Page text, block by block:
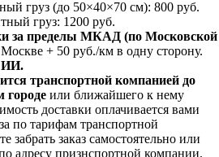
груз (до 50×40×70 см): 800 руб.
груз: 1200 руб.
за пределы МКАД (по Московской
+ 50 руб./км в одну сторону.
транспортной компанией до
городе или ближайшего к нему
доставки оплачивается вами
по тарифам транспортной
заказ самостоятельно или
адресу признспортной компании.